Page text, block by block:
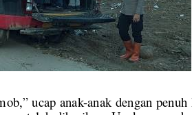
ucap anak-anak dengan